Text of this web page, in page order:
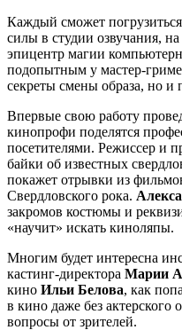
Каждый сможет
силы в студии озвучания,
эпицентр магии
подопытным у мастер-
секреты смены образа, но и
Впервые свою работу
кинопрофи поделятся
посетителями. Режиссер и
байки об известных
покажет отрывки из
Свердловского рока.
закромов костюмы и
«научит» искать киноляпы.
Многим будет интересна
кастинг-директора Марии
кино Ильи Белова, как
в кино даже без актерского
вопросы от зрителей.